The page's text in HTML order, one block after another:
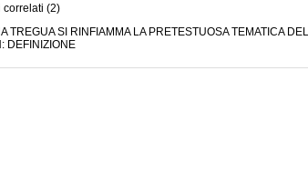
correlati (2)
TREGUA SI RINFIAMMA LA PRETESTUOSA TEMATICA
DEFINIZIONE